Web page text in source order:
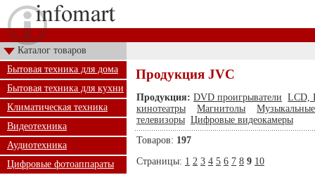
Каталог товаров
Бытовая техника для дома
Бытовая техника для кухни
Климатическая техника
Видеотехника
Аудиотехника
Цифровые фотоаппараты
Продукция JVC
Продукция: DVD проигрыватели
LCD,
кинотеатры
Магнитолы
телевизоры Цифровые видеокамеры
Товаров: 197
Страницы: 1 2 3 4 5 6 7 8 9 10